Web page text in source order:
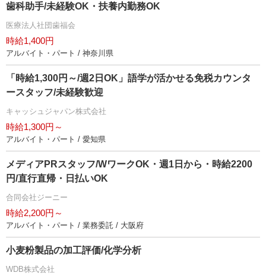
歯科助手/未経験OK・扶養内勤務OK
医療法人社団歯福会
時給1,400円
アルバイト・パート / 神奈川県
「時給1,300円～/週2日OK」語学が活かせる免税カウンタ
ースタッフ/未経験歓迎
キャッシュジャパン株式会社
時給1,300円～
アルバイト・パート / 愛知県
メディアPRスタッフ/WワークOK・週1日から・時給2200
円/直行直帰・日払いOK
合同会社ジーニー
時給2,200円～
アルバイト・パート / 業務委託 / 大阪府
小麦粉製品の加工評価/化学分析
WDB株式会社